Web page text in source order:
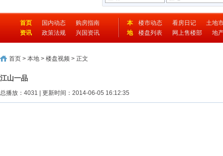
首页 国内动态
购房指南
资讯
政策法规 兴国资讯
本
地
楼市动态 看房日记
土地
楼盘列表
网上售楼部 地
首页 > 本地 > 楼盘视频 > 正文
江山一品
总播放： 4031 更新时间：2014-06-05 16:12:35